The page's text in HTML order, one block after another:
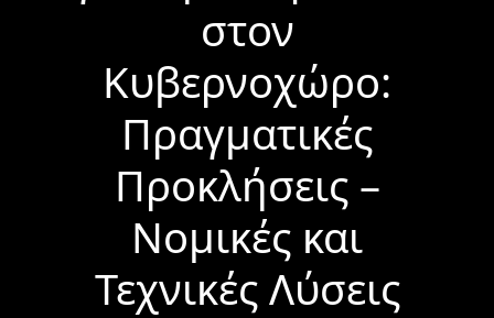
στον
Κυβερνοχώρο:
Πραγματικές
Προκλήσεις –
Νομικές και
Τεχνικές Λύσεις